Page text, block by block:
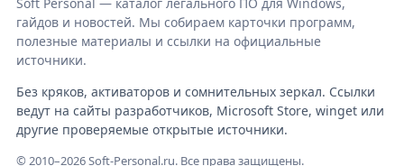
гайдов и новостей. Мы собираем карточки программ,
полезные материалы и ссылки на официальные
источники.
Без кряков, активаторов и сомнительных зеркал. Ссылки
ведут на сайты разработчиков, Microsoft Store, winget или
другие проверяемые открытые источники.
© 2010–2026 Soft-Personal.ru. Все права защищены.